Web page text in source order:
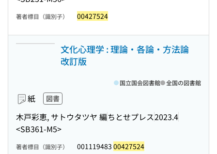
著者標目（識別子） 00427524
文化心理学 : 理論・各論・方法論
改訂版
紙 図書
木戸彩恵, サトウタツヤ 編ちとせプレス2023.4
<SB361-M5>
国立国会図書館 全国の図書館
著者標目（識別子） 001119483 00427524